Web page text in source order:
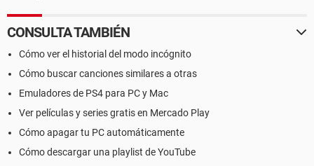
CONSULTA TAMBIÉN
Cómo ver el historial del modo incógnito
Cómo buscar canciones similares a otras
Emuladores de PS4 para PC y Mac
Ver películas y series gratis en Mercado Play
Cómo apagar tu PC automáticamente
Cómo descargar una playlist de YouTube